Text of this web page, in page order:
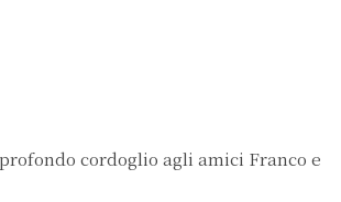
cordoglio agli amici Franco e